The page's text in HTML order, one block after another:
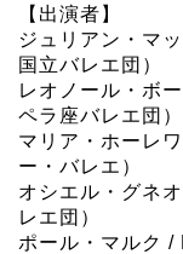
【出演者】
ジュリアン・マ
国立バレエ団）
レオノール・ボ
ペラ座バレエ団）
マリア・ホーレ
ー・バレエ）
オシエル・グネ
レエ団）
ポール・マルク /